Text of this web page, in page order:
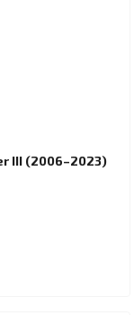
III (2006–2023)